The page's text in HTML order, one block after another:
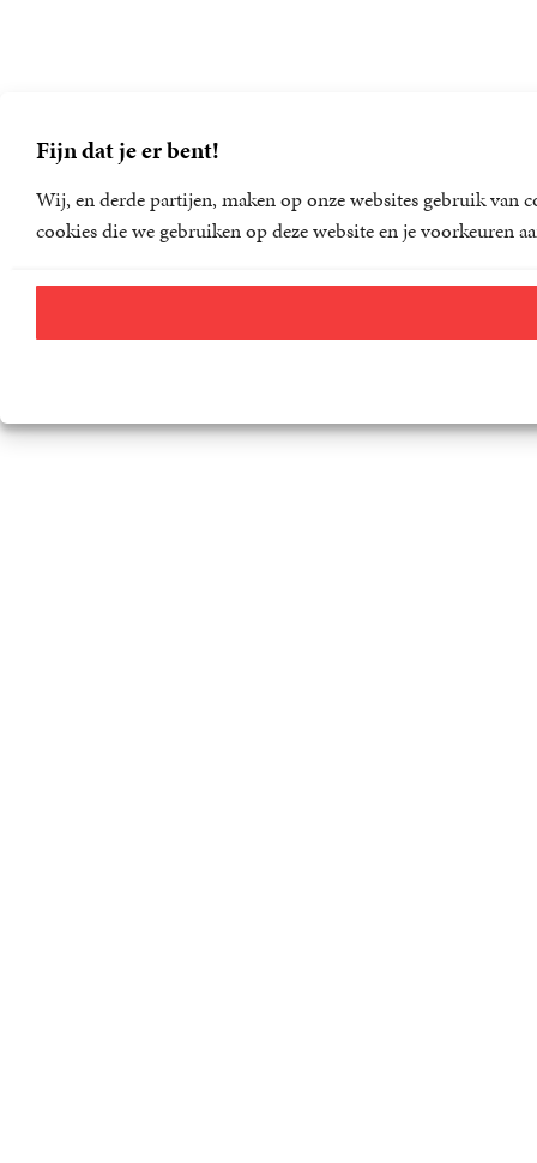
Fijn dat je er bent!
Wij, en derde partijen, maken op onze websites gebruik van
cookies die we gebruiken op deze website en je voorkeuren